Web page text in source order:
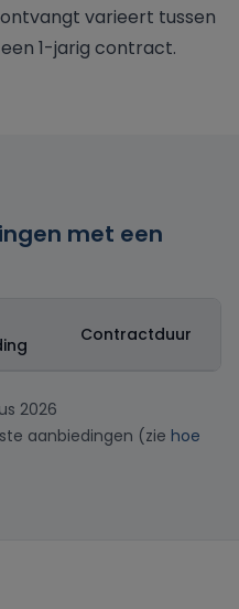
varieert tussen
1-jarig contract.
met een
Contractduur
2026
aanbiedingen (zie hoe